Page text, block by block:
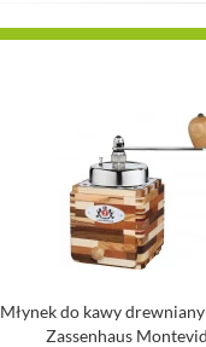
Młynek do kawy
Zassenhaus